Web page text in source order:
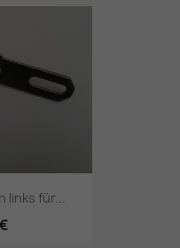
links für...